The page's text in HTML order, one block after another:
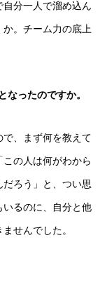
分一人で溜め込ん
か。チーム力の底上
ったのですか。
、まず何を教えて
の人は何がわから
ろう」と、つい思
いるのに、自分と他
せんでした。